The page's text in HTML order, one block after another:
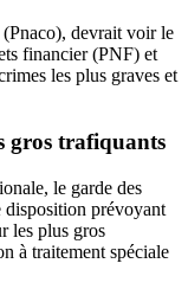
devrait voir le
financier (PNF) et
les plus graves et
gros trafiquants
le garde des
prévoyant
les plus gros
à traitement spéciale